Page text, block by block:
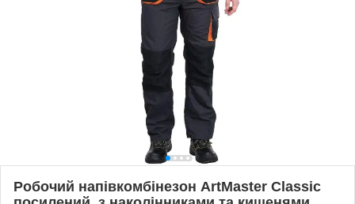
Робочий напівкомбінезон ArtMaster Classic